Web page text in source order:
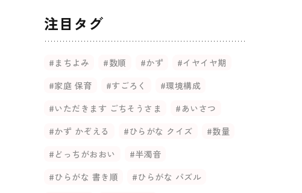
注目タグ
#まちよみ #数順 #かず
#イヤイヤ期
#家庭 保育
#すごろく
#環境構成
#いただきます ごちそうさま
#あいさつ
#かず かぞえる
#ひらがな クイズ
#数量
#どっちがおおい
#半濁音
#ひらがな 書き順
#ひらがな パズル